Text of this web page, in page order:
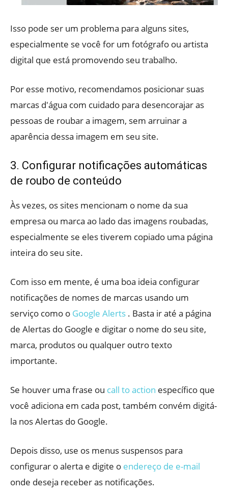
Isso pode ser um problema para alguns sites,
especialmente se você for um fotógrafo ou artista
digital que está promovendo seu trabalho.
Por esse motivo, recomendamos posicionar suas
marcas d'água com cuidado para desencorajar as
pessoas de roubar a imagem, sem arruinar a
aparência dessa imagem em seu site.
3. Configurar notificações automáticas
de roubo de conteúdo
Às vezes, os sites mencionam o nome da sua
empresa ou marca ao lado das imagens roubadas,
especialmente se eles tiverem copiado uma página
inteira do seu site.
Com isso em mente, é uma boa ideia configurar
notificações de nomes de marcas usando um
serviço como o Google Alerts . Basta ir até a página
de Alertas do Google e digitar o nome do seu site,
marca, produtos ou qualquer outro texto
importante.
Se houver uma frase ou call to action específico que
você adiciona em cada post, também convém digitá-
la nos Alertas do Google.
Depois disso, use os menus suspensos para
configurar o alerta e digite o endereço de e-mail
onde deseja receber as notificações.